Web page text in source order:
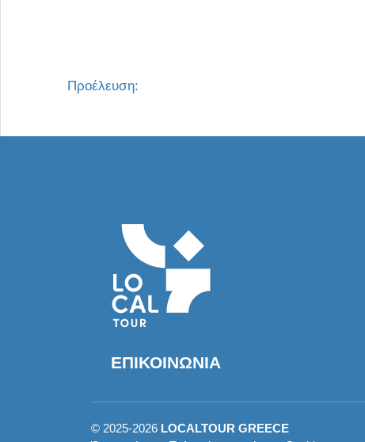
Προέλευση:
ΕΠΙΚΟΙΝΩΝΊΑ
© 2025-2026 LOCALTOUR GREECE